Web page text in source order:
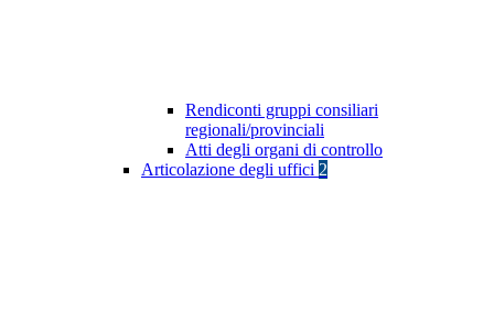
Rendiconti gruppi consiliari
regionali/provinciali
Atti degli organi di controllo
Articolazione degli uffici 2